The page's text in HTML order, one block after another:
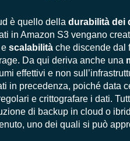
è quello delladurabilità dei
in Amazon S3 vengano
escalabilità che discende dal
Da qui deriva anche una
effettivi e non
in precedenza, poiché data
e crittografare i dati.
di backup in cloud o
uno dei quali si può